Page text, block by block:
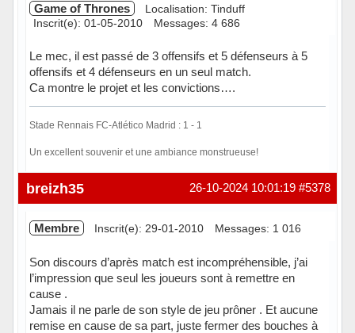
Game of Thrones
Localisation: Tinduff
Inscrit(e): 01-05-2010
Messages: 4 686
Le mec, il est passé de 3 offensifs et 5 défenseurs à 5
offensifs et 4 défenseurs en un seul match.
Ca montre le projet et les convictions….
Stade Rennais FC-Atlético Madrid : 1 - 1
Un excellent souvenir et une ambiance monstrueuse!
Hors ligne #5378
26-10-2024 10:01:19
breizh35
Membre Inscrit(e): 29-01-2010 Messages: 1 016
Son discours d’après match est incompréhensible, j’ai
l’impression que seul les joueurs sont à remettre en
cause .
Jamais il ne parle de son style de jeu prôner . Et aucune
remise en cause de sa part, juste fermer des bouches à